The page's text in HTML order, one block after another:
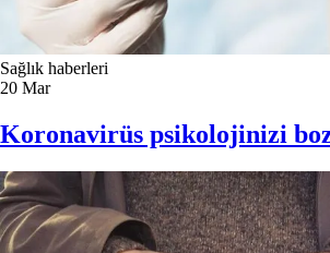
Sağlık haberleri
20 Mar
Koronavirüs psikolojinizi